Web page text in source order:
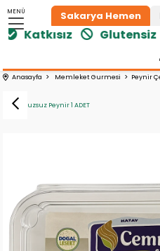
MENÜ Sakarya Hemen
Katkısız Glutensiz
Anasayfa Memleket Gurmesi Peynir
Hatay Tuzsuz Peynir 1 ADET